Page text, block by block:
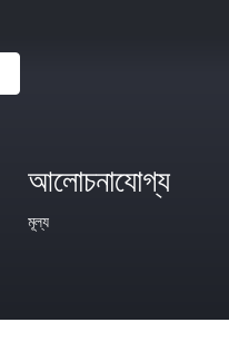
আলোচনাযোগ্য
মূল্য